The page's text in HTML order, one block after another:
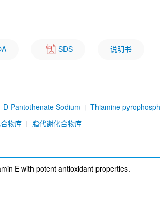
SDS 说明书
D-Pantothenate Sodium
Thiamine
物库 脂代谢化合物库
E with potent antioxidant properties.